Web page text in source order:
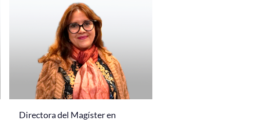
Directora del Magíster en